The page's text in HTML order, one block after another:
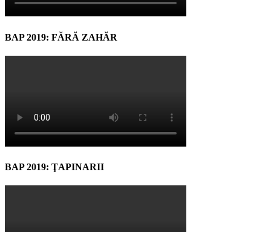
BAP 2019: FĂRĂ ZAHĂR
BAP 2019: ŢAPINARII